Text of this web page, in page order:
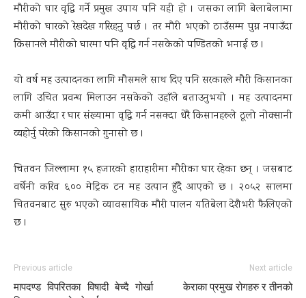
मौरीको घार वृद्धि गर्ने प्रमुख उपाय पनि यही हो । जसका लागि बेलाबेलामा
मौरीको घारको रेखदेख गरिरहनु पर्छ । तर मौरी भएको ठाउँसम्म पुग्न नपाउँदा
किसानले मौरीको घारमा पनि वृद्धि गर्न नसकेको पण्डितको भनाई छ ।
यो वर्ष मह उत्पादनका लागि मौसमले साथ दिए पनि सरकारले मौरी किसानका
लागि उचित प्रवन्ध मिलाउन नसकेको उहाँले बताउनुभयो । मह उत्पादनमा
कमी आउँदा र घार संख्यामा वृद्धि गर्न नसक्दा धेरै किसानहरुले ठूलो नोक्सानी
व्यहोर्नु परेको किसानको गुनासो छ ।
चितवन जिल्लामा १५ हजारको हाराहारीमा मौरीका घार रहेका छन् । जसबाट
वर्षेनी करिव ६०० मेट्रिक टन मह उत्पान हुँदै आएको छ । २०५२ सालमा
चितवनबाट सुरु भएको व्यावसायिक मौरी पालन यतिबेला देशैभरी फैलिएको
छ ।
Previous article
मापदण्ड विपरितका विषादी बेच्दै गोर्खा
Next article
केराका प्रमुख रोगहरु र तीनको